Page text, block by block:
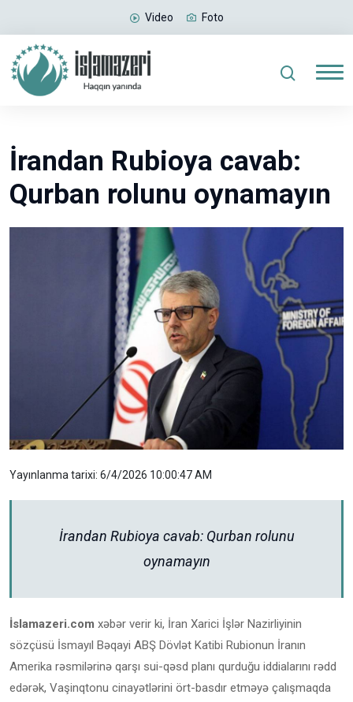
Video Foto
İrandan Rubioya cavab:
Qurban rolunu oynamayın
Yayınlanma tarixi: 6/4/2026 10:00:47 AM
İrandan Rubioya cavab: Qurban rolunu
oynamayın
İslamazeri.com xəbər verir ki, İran Xarici İşlər Nazirliyinin
sözçüsü İsmayıl Bəqayi ABŞ Dövlət Katibi Rubionun İranın
Amerika rəsmilərinə qarşı sui-qəsd planı qurduğu iddialarını rədd
edərək, Vaşinqtonu cinayətlərini ört-basdır etməyə çalışmaqda